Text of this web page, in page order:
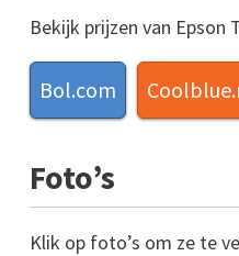
Bekijk prijzen van Epson
Bol.com
Foto’s
Klik op foto’s om ze te